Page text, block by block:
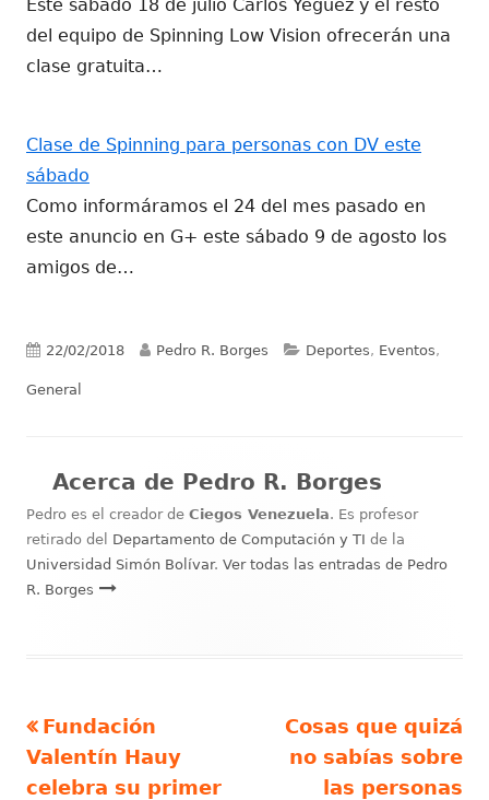
Este sábado 18 de julio Carlos Yegüez y el resto
del equipo de Spinning Low Vision ofrecerán una
clase gratuita…
Clase de Spinning para personas con DV este
sábado
Como informáramos el 24 del mes pasado en
este anuncio en G+ este sábado 9 de agosto los
amigos de…
Publicado
el
22/02/2018 Autor
Pedro R. Borges Categorías
Deportes, Eventos,
General
Acerca de Pedro R. Borges
Pedro es el creador de Ciegos Venezuela. Es profesor
retirado del Departamento de Computación y TI de la
Universidad Simón Bolívar. Ver todas las entradas de Pedro
R. Borges
Navegación
de
Artículo
anterior
Fundación
Valentín Hauy
celebra su primer
Artículo
siguiente
Cosas que quizá
no sabías sobre
las personas